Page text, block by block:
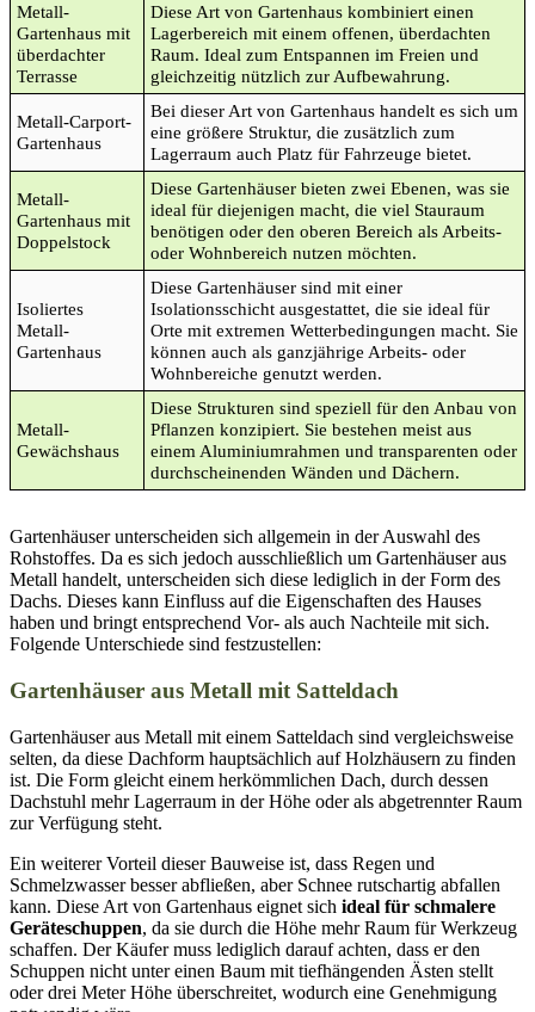
Metall-
Gartenhaus mit
überdachter
Terrasse
Diese Art von Gartenhaus kombiniert einen
Lagerbereich mit einem offenen, überdachten
Raum. Ideal zum Entspannen im Freien und
gleichzeitig nützlich zur Aufbewahrung.
Metall-Carport-
Gartenhaus
Bei dieser Art von Gartenhaus handelt es sich um
eine größere Struktur, die zusätzlich zum
Lagerraum auch Platz für Fahrzeuge bietet.
Metall-
Gartenhaus mit
Doppelstock
Diese Gartenhäuser bieten zwei Ebenen, was sie
ideal für diejenigen macht, die viel Stauraum
benötigen oder den oberen Bereich als Arbeits-
oder Wohnbereich nutzen möchten.
Isoliertes
Metall-
Gartenhaus
Diese Gartenhäuser sind mit einer
Isolationsschicht ausgestattet, die sie ideal für
Orte mit extremen Wetterbedingungen macht. Sie
können auch als ganzjährige Arbeits- oder
Wohnbereiche genutzt werden.
Metall-
Gewächshaus
Diese Strukturen sind speziell für den Anbau von
Pflanzen konzipiert. Sie bestehen meist aus
einem Aluminiumrahmen und transparenten oder
durchscheinenden Wänden und Dächern.
Gartenhäuser unterscheiden sich allgemein in der Auswahl des
Rohstoffes. Da es sich jedoch ausschließlich um Gartenhäuser aus
Metall handelt, unterscheiden sich diese lediglich in der Form des
Dachs. Dieses kann Einfluss auf die Eigenschaften des Hauses
haben und bringt entsprechend Vor- als auch Nachteile mit sich.
Folgende Unterschiede sind festzustellen:
Gartenhäuser aus Metall mit Satteldach
Gartenhäuser aus Metall mit einem Satteldach sind vergleichsweise
selten, da diese Dachform hauptsächlich auf Holzhäusern zu finden
ist. Die Form gleicht einem herkömmlichen Dach, durch dessen
Dachstuhl mehr Lagerraum in der Höhe oder als abgetrennter Raum
zur Verfügung steht.
Ein weiterer Vorteil dieser Bauweise ist, dass Regen und
Schmelzwasser besser abfließen, aber Schnee rutschartig abfallen
kann. Diese Art von Gartenhaus eignet sich ideal für schmalere
Geräteschuppen, da sie durch die Höhe mehr Raum für Werkzeug
schaffen. Der Käufer muss lediglich darauf achten, dass er den
Schuppen nicht unter einen Baum mit tiefhängenden Ästen stellt
oder drei Meter Höhe überschreitet, wodurch eine Genehmigung